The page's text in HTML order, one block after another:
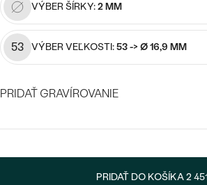
Wave
OBJAVIŤ
VÝBER ŠÍRKY:2 MM
53 VÝBER VEĽKOSTI:53 -> Ø 16,9 MM
PRIDAŤ GRAVÍROVANIE
PRIDAŤ DO KOŠÍKA2